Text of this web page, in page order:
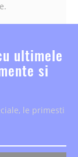
ultimele
si
le primesti